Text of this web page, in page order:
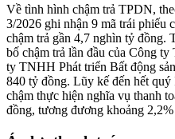
Về tình hình chậm trả TPDN,
3/2026 ghi nhận 9 mã trái phiếu
chậm trả gần 4,7 nghìn tỷ đồng.
bố chậm trả lần đầu của Công
ty TNHH Phát triển Bất động
840 tỷ đồng. Lũy kế đến hết
chậm thực hiện nghĩa vụ thanh
đồng, tương đương khoảng